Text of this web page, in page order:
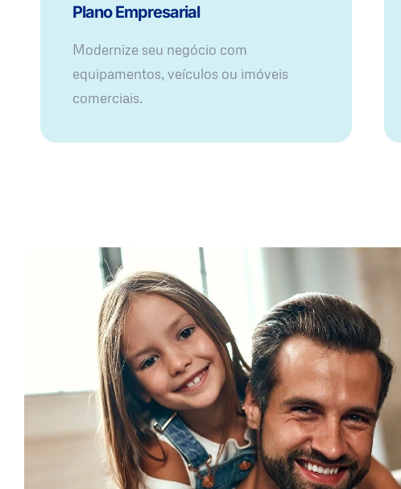
Plano Empresarial
Modernize seu negócio com
equipamentos, veículos ou imóveis
comerciais.